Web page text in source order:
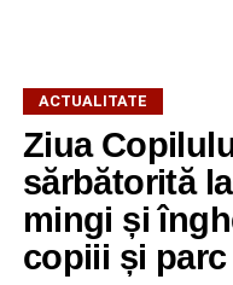
ACTUALITATE
Ziua
sărbătorită
mingi și
copiii și